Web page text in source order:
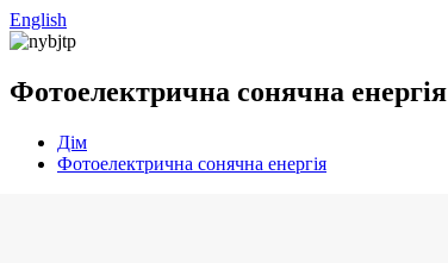
English
Фотоелектрична сонячна енергія
Дім
Фотоелектрична сонячна енергія